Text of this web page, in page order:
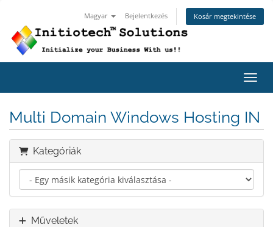
Magyar Bejelentkezés Kosár megtekintése
Multi Domain Windows Hosting IN
Kategóriák
Műveletek